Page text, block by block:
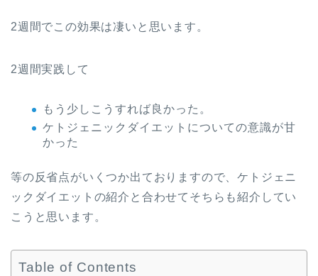
2週間でこの効果は凄いと思います。
2週間実践して
もう少しこうすれば良かった。
ケトジェニックダイエットについての意識が甘
かった
等の反省点がいくつか出ておりますので、ケトジェニ
ックダイエットの紹介と合わせてそちらも紹介してい
こうと思います。
Table of Contents